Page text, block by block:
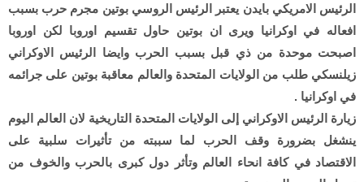
الرئيس الامريكي بايدن يعتبر الرئيس الروسي بوتين مجرم حرب بسبب
افعاله في اوكرانيا ويرى ان بوتين حاول تقسيم اوروبا لكن اوروبا
اصبحت موحدة من ذي قبل بسبب الحرب وايضا الرئيس الاوكراني
زيلنسكي طلب من الولايات المتحدة والعالم معاقبة بوتين على جرائمه
في اوكرانيا .
زيارة الرئيس الاوكراني إلى الولايات المتحدة التاريخية لان العالم اليوم
ينشغل بضرورة وقف الحرب لما سببته من تأثيرات سلبية على
الاقتصاد في كافة انحاء العالم وتأثر دول كبرى بالحرب والخوف من